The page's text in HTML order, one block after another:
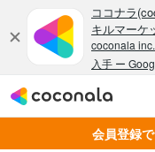
会員登録